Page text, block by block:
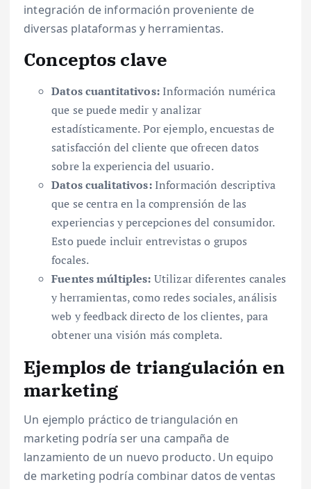
integración de información proveniente de
diversas plataformas y herramientas.
Conceptos clave
Datos cuantitativos:Información numérica
que se puede medir y analizar
estadísticamente. Por ejemplo, encuestas de
satisfacción del cliente que ofrecen datos
sobre la experiencia del usuario.
Datos cualitativos:Información descriptiva
que se centra en la comprensión de las
experiencias y percepciones del consumidor.
Esto puede incluir entrevistas o grupos
focales.
Fuentes múltiples: Utilizar diferentes canales
y herramientas, como redes sociales, análisis
web y feedback directo de los clientes, para
obtener una visión más completa.
Ejemplos de triangulación en
marketing
Un ejemplo práctico de triangulación en
marketing podría ser una campaña de
lanzamiento de un nuevo producto. Un equipo
de marketing podría combinar datos de ventas